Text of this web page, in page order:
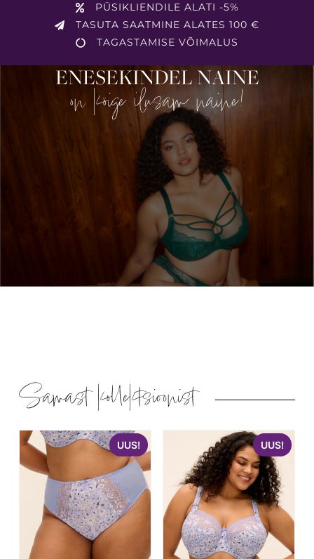
PÜSIKLIENDILE ALATI -5%
TASUTA SAATMINE ALATES 100 €
TAGASTAMISE VÕIMALUS
ENESEKINDEL NAINE
on kõige ilusam naine!
Samast kollektsioonist
UUS! UUS!